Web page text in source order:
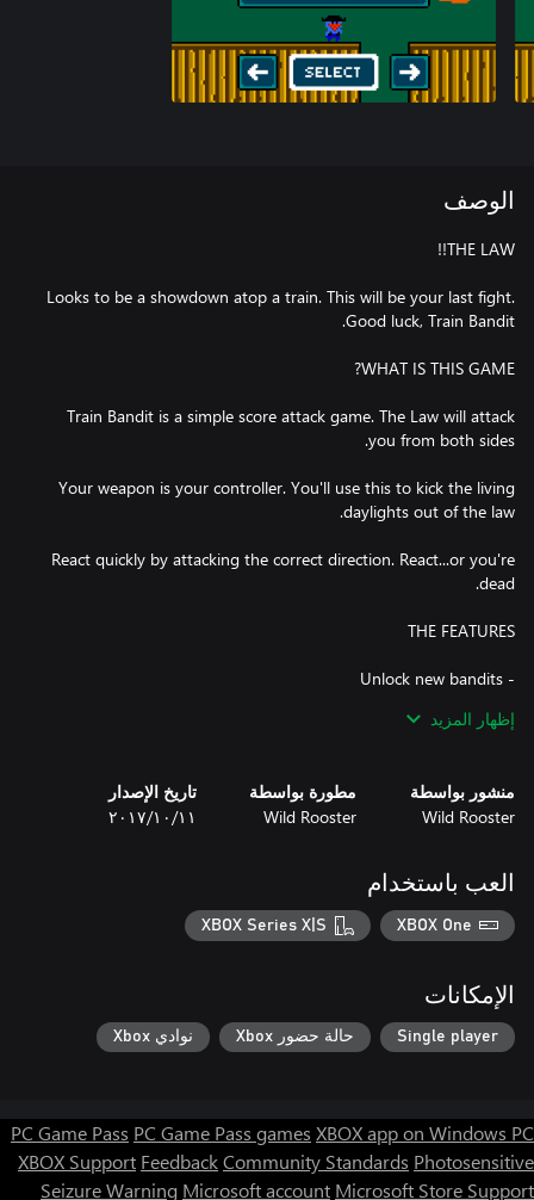
الوصف
Looks to be a showdown atop a train. This will be your last fight.
Train Bandit is a simple score attack game. The Law will attack
Your weapon is your controller. You'll use this to kick the living
React quickly by attacking the correct direction. React...or you're
إظهار المزيد
منشور بواسطة
Wild Rooster
مطورة بواسطة
Wild Rooster
تاريخ الإصدار
١١‏/١٠‏/٢٠١٧
العب باستخدام
XBOX One
XBOX Series X|S
الإمكانات
Single player حالة حضور Xbox نوادي Xbox
PC Game Pass PC Game Pass games XBOX app on Windows PC
XBOX Support FeedbackCommunity Standards Photosensitive
Seizure Warning Microsoft account Microsoft Store Support